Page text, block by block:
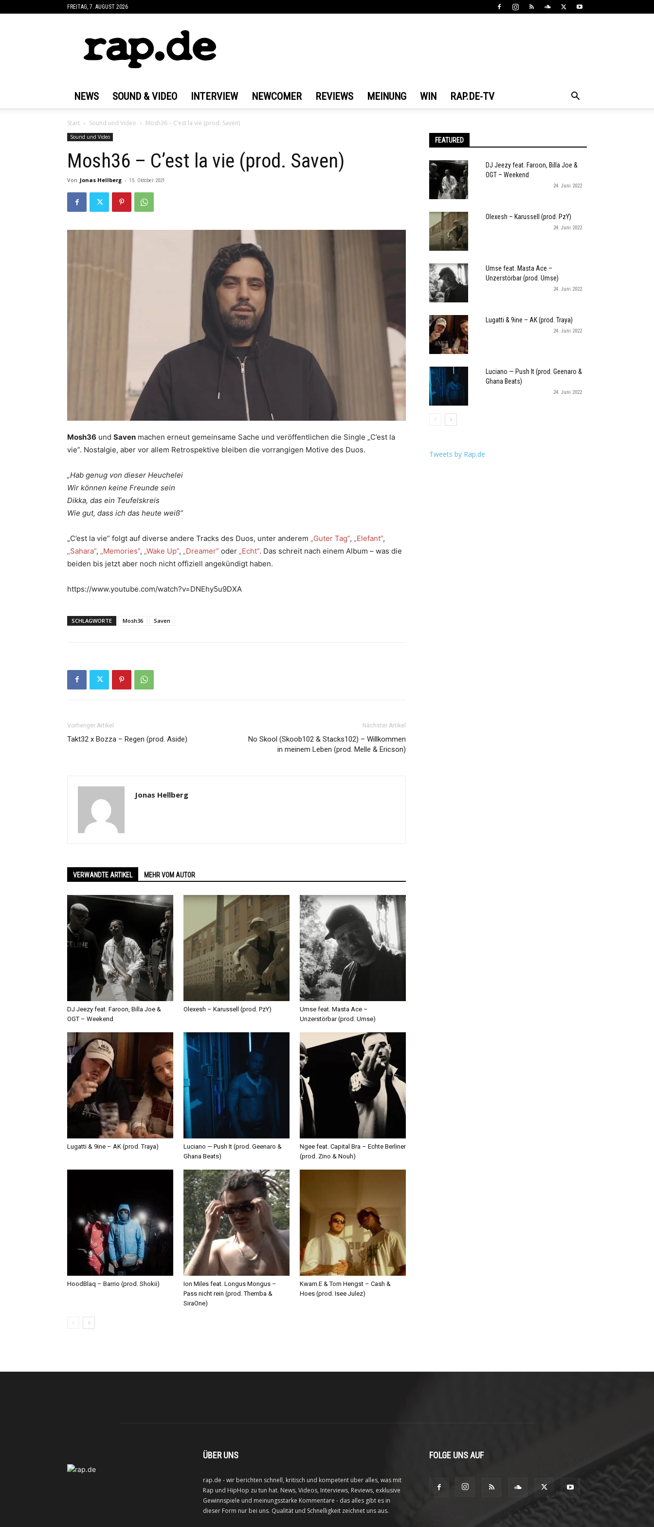
FREITAG, 7. AUGUST 2026
NEWS SOUND & VIDEO INTERVIEW NEWCOMER REVIEWS MEINUNG WIN RAP.DE-TV
Start Sound und Video Mosh36 – C’est la vie (prod. Saven)
Sound und Video
Mosh36 – C’est la vie (prod. Saven)
Von Jonas Hellberg - 15. Oktober 2021
Mosh36 und Saven machen erneut gemeinsame Sache und veröffentlichen die Single „C’est la
vie”. Nostalgie, aber vor allem Retrospektive bleiben die vorrangigen Motive des Duos.
„Hab genug von dieser Heuchelei
Wir können keine Freunde sein
Dikka, das ein Teufelskreis
Wie gut, dass ich das heute weiß”
„C’est la vie” folgt auf diverse andere Tracks des Duos, unter anderem „Guter Tag”, „Elefant”,
„Sahara”, „Memories”, „Wake Up”, „Dreamer” oder „Echt”. Das schreit nach einem Album – was die
beiden bis jetzt aber noch nicht offiziell angekündigt haben.
https://www.youtube.com/watch?v=DNEhy5u9DXA
SCHLAGWORTE Mosh36 Saven
Vorheriger Artikel
Takt32 x Bozza – Regen (prod. Aside)
Nächster Artikel
No Skool (Skoob102 & Stacks102) – Willkommen
in meinem Leben (prod. Melle & Ericson)
Jonas Hellberg
VERWANDTE ARTIKEL MEHR VOM AUTOR
DJ Jeezy feat. Faroon, Billa Joe &
OGT – Weekend
Olexesh – Karussell (prod. PzY)
Umse feat. Masta Ace –
Unzerstörbar (prod. Umse)
Lugatti & 9ine – AK (prod. Traya)
Luciano — Push It (prod. Geenaro &
Ghana Beats)
Ngee feat. Capital Bra – Echte Berliner
(prod. Zino & Nouh)
HoodBlaq – Barrio (prod. Shokii)
Ion Miles feat. Longus Mongus –
Pass nicht rein (prod. Themba &
SiraOne)
Kwam.E & Tom Hengst – Cash &
Hoes (prod. Isee Julez)
FEATURED
DJ Jeezy feat. Faroon, Billa Joe &
OGT – Weekend
24. Juni 2022
Olexesh – Karussell (prod. PzY)
24. Juni 2022
Umse feat. Masta Ace –
Unzerstörbar (prod. Umse)
24. Juni 2022
Lugatti & 9ine – AK (prod. Traya)
24. Juni 2022
Luciano — Push It (prod. Geenaro &
Ghana Beats)
24. Juni 2022
Tweets by Rap.de
ÜBER UNS
rap.de - wir berichten schnell, kritisch und kompetent über alles, was mit
Rap und HipHop zu tun hat. News, Videos, Interviews, Reviews, exklusive
Gewinnspiele und meinungsstarke Kommentare - das alles gibt es in
dieser Form nur bei uns. Qualität und Schnelligkeit zeichnet uns aus.
FOLGE UNS AUF